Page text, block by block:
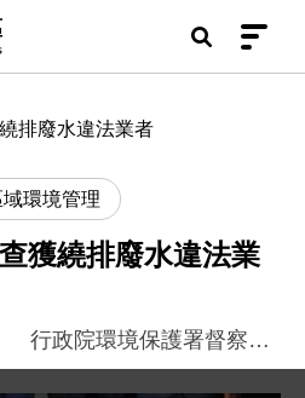
區
排廢水違法業者
域環境管理
獲繞排廢水違法業
行政院環境保護署督察總隊